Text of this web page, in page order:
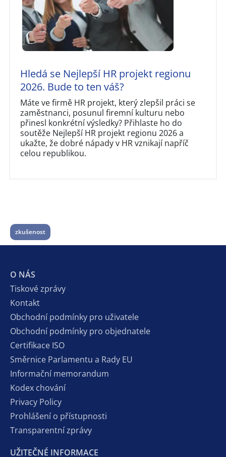
Hledá se Nejlepší HR projekt regionu
2026. Bude to ten váš?
Máte ve firmě HR projekt, který zlepšil práci se
zaměstnanci, posunul firemní kulturu nebo
přinesl konkrétní výsledky? Přihlaste ho do
soutěže Nejlepší HR projekt regionu 2026 a
ukažte, že dobré nápady v HR vznikají napříč
celou republikou.
zkušenost
O NÁS
Tiskové zprávy
Kontakt
Obchodní podmínky pro uživatele
Obchodní podmínky pro objednatele
Certifikace ISO
Směrnice Parlamentu a Rady EU
Informační memorandum
Kodex chování
Privacy Policy
Prohlášení o přístupnosti
Transparentní zprávy
UŽITEČNÉ INFORMACE